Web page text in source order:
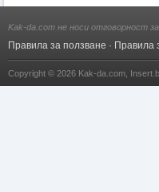
Kak-da.com не носи отговорност
Правила за ползване · Правила
Copyright © 2026 Kak-da.com